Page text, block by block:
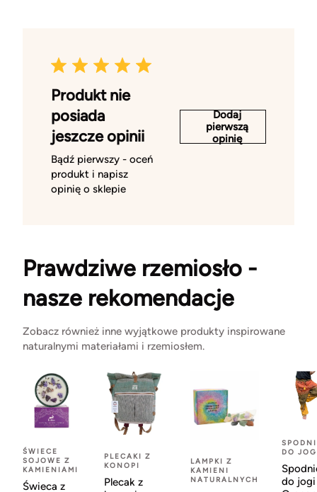
Produkt nie
posiada
jeszcze opinii
Bądź pierwszy - oceń
produkt i napisz
opinię o sklepie
Dodaj
pierwszą
opinię
Prawdziwe rzemiosło -
nasze rekomendacje
Zobacz również inne wyjątkowe produkty inspirowane
naturalnymi materiałami i rzemiosłem.
ŚWIECE
SOJOWE Z
KAMIENIAMI
Świeca z
PLECAKI Z
KONOPI
Plecak z
LAMPKI Z
KAMIENI
NATURALNYCH
DO
do